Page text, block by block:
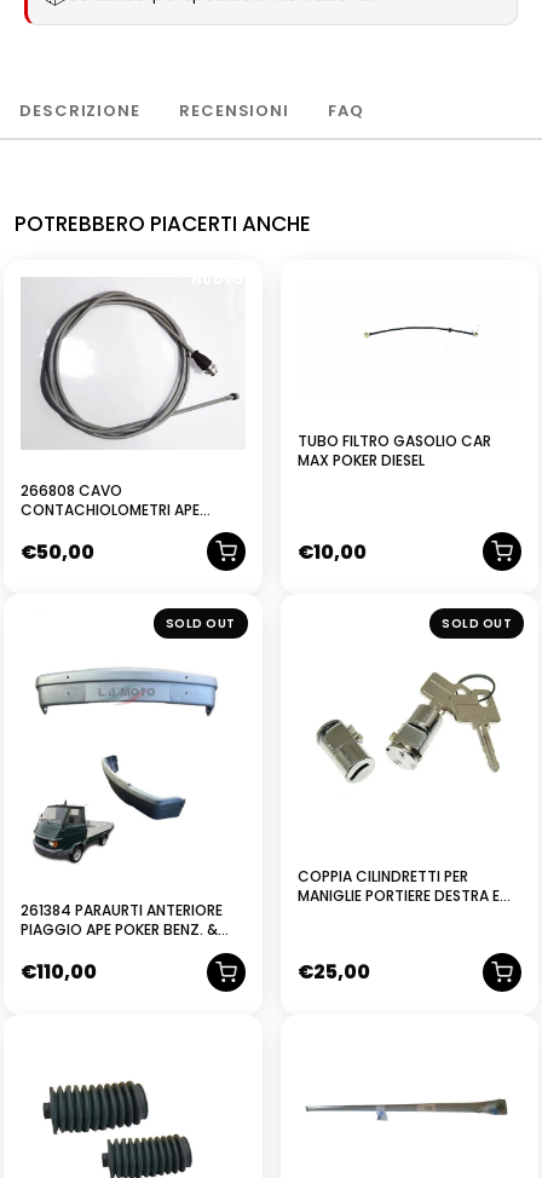
DESCRIZIONE RECENSIONI FAQ
POTREBBERO PIACERTI ANCHE
266808 CAVO
CONTACHIOLOMETRI APE
€50,00
TUBO FILTRO GASOLIO CAR
MAX POKER DIESEL
€10,00
SOLD OUT
261384 PARAURTI ANTERIORE
PIAGGIO APE POKER BENZ. &
€110,00
NUOVO
SOLD OUT
COPPIA CILINDRETTI PER
MANIGLIE PORTIERE DESTRA E
€25,00